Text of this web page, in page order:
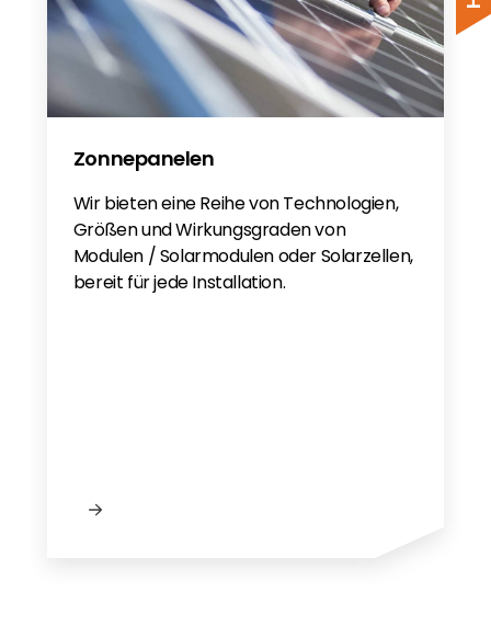
Zonnepanelen
Wir bieten eine Reihe von Technologien,
Größen und Wirkungsgraden von
Modulen / Solarmodulen oder Solarzellen,
bereit für jede Installation.